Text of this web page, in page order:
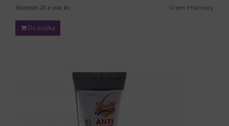
Green Pharmacy
Skladom 20 a viac ks
Do košíka